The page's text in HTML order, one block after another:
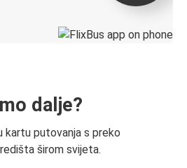
dalje?
kartu putovanja s preko
širom svijeta.